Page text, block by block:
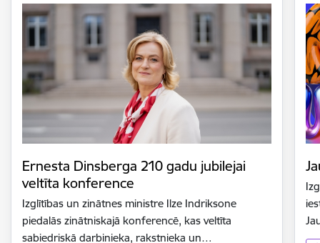
Ernesta Dinsberga 210 gadu jubilejai
veltīta konference
Izglītības un zinātnes ministre Ilze Indriksone
piedalās zinātniskajā konferencē, kas veltīta
sabiedriskā darbinieka, rakstnieka un…